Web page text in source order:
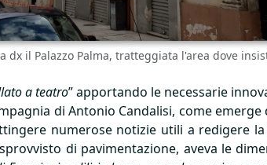
dx il Palazzo Palma, tratteggiata l'area dove
a teatro” apportando le necessarie
di Antonio Candalisi, come
numerose notizie utili a redigere
di pavimentazione, aveva le